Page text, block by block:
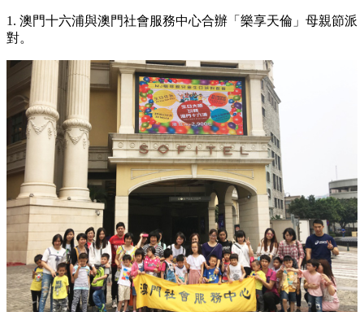
1. 澳門十六浦與澳門社會服務中心合辦「樂享天倫」母親節派
對。